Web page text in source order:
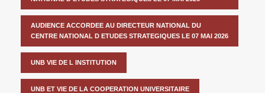
AUDIENCE ACCORDEE AU DIRECTEUR NATIONAL DU
CENTRE NATIONAL D ETUDES STRATEGIQUES LE 07 MAI 2026
UNB VIE DE L INSTITUTION
UNB ET VIE DE LA COOPERATION UNIVERSITAIRE